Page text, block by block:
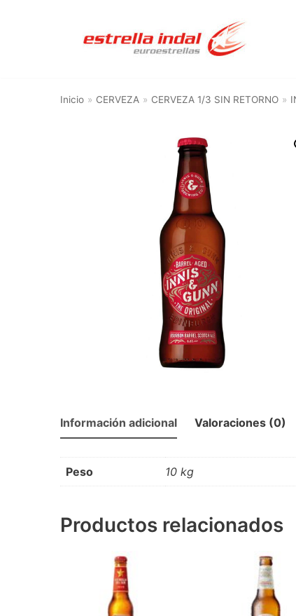
Inicio » CERVEZA » CERVEZA 1/3 SIN RETORNO »
Información adicional Valoraciones (0)
Peso 10 kg
Productos relacionados